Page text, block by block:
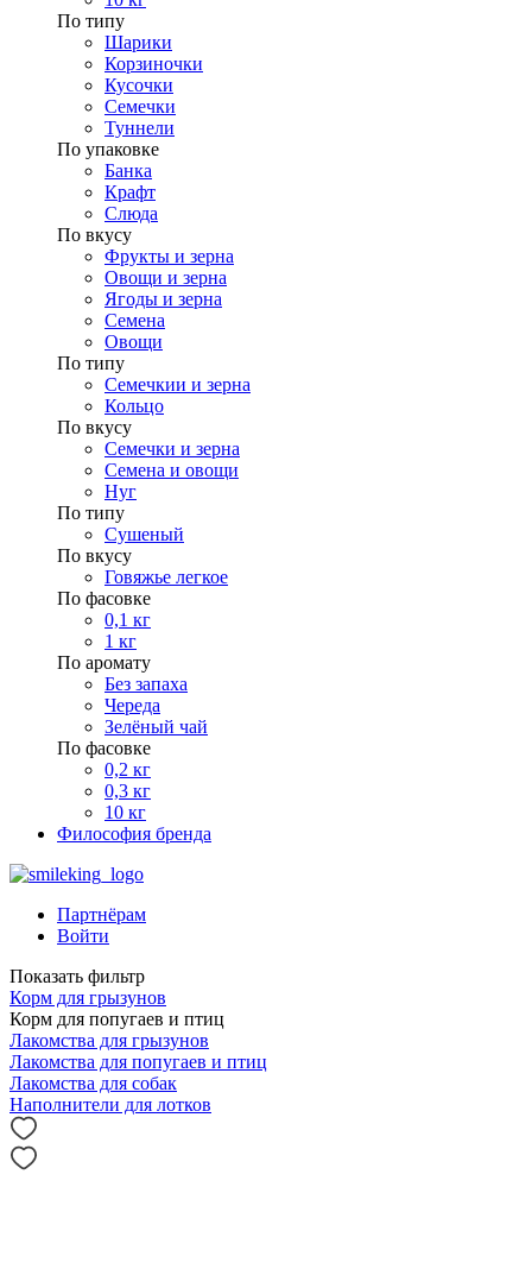
По типу
Шарики
Корзиночки
Кусочки
Семечки
Туннели
По упаковке
Банка
Крафт
Слюда
По вкусу
Фрукты и зерна
Овощи и зерна
Ягоды и зерна
Семена
Овощи
По типу
Семечкии и зерна
Кольцо
По вкусу
Семечки и зерна
Семена и овощи
Нуг
По типу
Сушеный
По вкусу
Говяжье легкое
По фасовке
0,1 кг
1 кг
По аромату
Без запаха
Череда
Зелёный чай
По фасовке
0,2 кг
0,3 кг
10 кг
Философия бренда
Партнёрам
Войти
Показать фильтр
Корм для грызунов
Корм для попугаев и птиц
Лакомства для грызунов
Лакомства для попугаев и птиц
Лакомства для собак
Наполнители для лотков